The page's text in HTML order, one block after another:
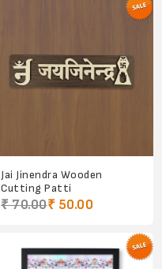
Jai Jinendra Wooden
Cutting Patti
₹ 70.00₹ 50.00